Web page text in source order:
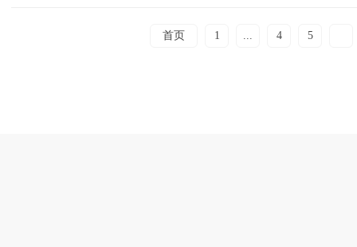
首页 1 ... 4 5